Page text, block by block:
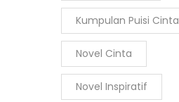
Kumpulan Puisi Cinta
Novel Cinta
Novel Inspiratif